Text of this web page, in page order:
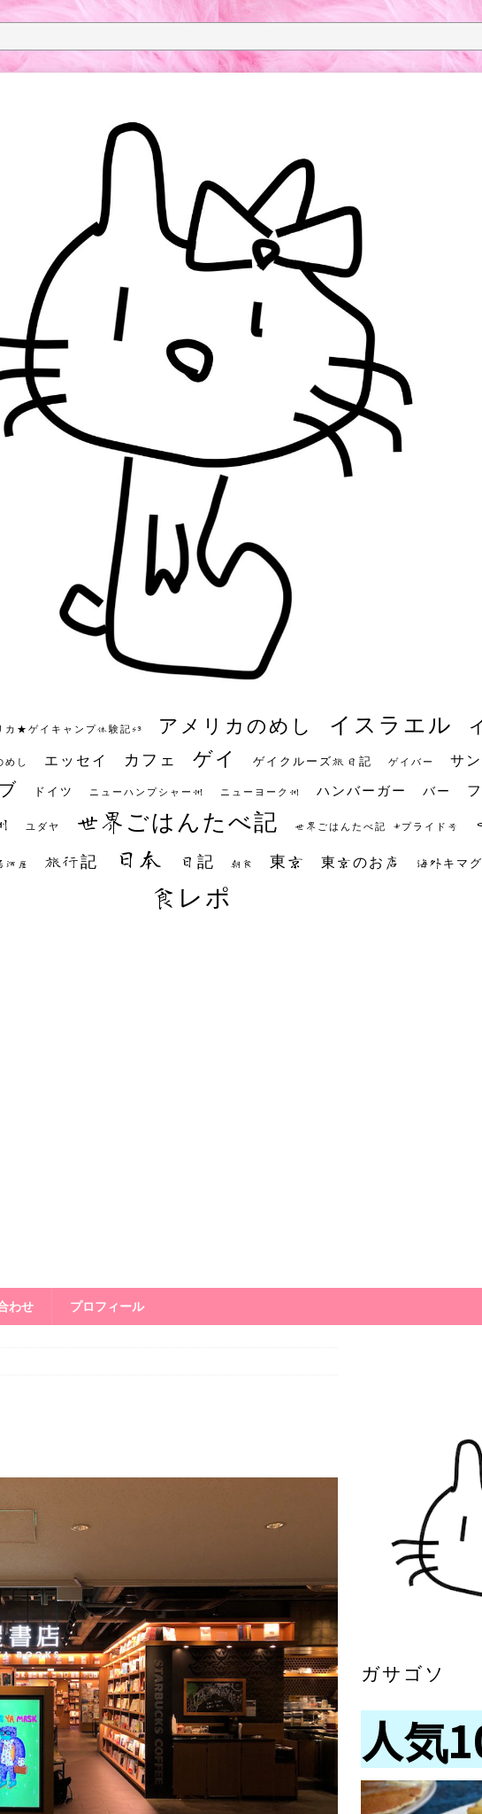
カ★ゲイキャンプ体験記S3 アメリカのめし イスラエル
めし エッセイ カフェ ゲイ ゲイクルーズ旅日記 ゲイバー サ
ドイツ ニューハンプシャー州 ニューヨーク州 ハンバーガー バー
ユダヤ 世界ごはんたべ記 世界ごはんたべ記 #プライド号
酒屋 旅行記 日本 日記 朝食 東京 東京のお店 海外キマ
食レポ
わせ プロフィール
ガサゴソ
人気